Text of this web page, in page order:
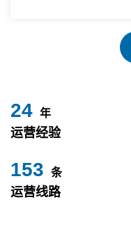
24 年
运营经验
153 条
运营线路